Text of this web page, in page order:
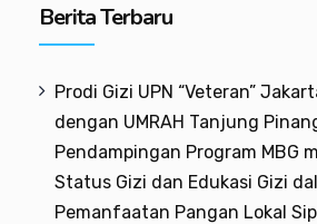
Berita Terbaru
Prodi Gizi UPN “Veteran”
dengan UMRAH Tanjung
Pendampingan Program MBG
Status Gizi dan Edukasi Gizi
Pemanfaatan Pangan Lokal